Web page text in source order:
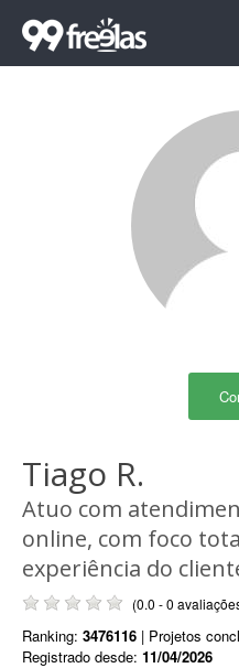
Tiago R.
Atuo com
online, com foco
experiência do
(0.0 - 0
Ranking: 3476116 | Projetos
Registrado desde: 11/04/2026